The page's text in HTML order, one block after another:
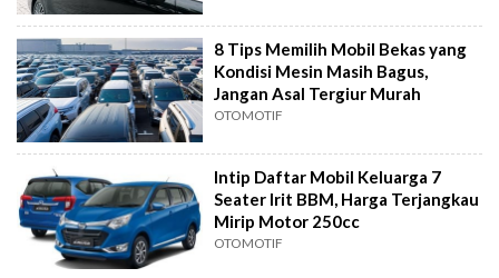
8 Tips Memilih Mobil Bekas yang
Kondisi Mesin Masih Bagus,
Jangan Asal Tergiur Murah
OTOMOTIF
Intip Daftar Mobil Keluarga 7
Seater Irit BBM, Harga Terjangkau
Mirip Motor 250cc
OTOMOTIF